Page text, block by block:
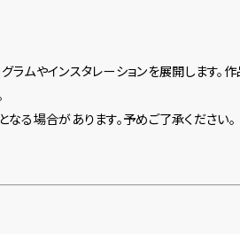
ムやインスタレーションを展開します。
る場合があります。予めご了承ください。